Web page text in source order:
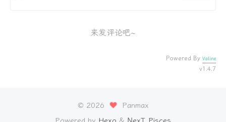
来发评论吧~
Powered By Valine
v1.4.7
© 2026
Panmax